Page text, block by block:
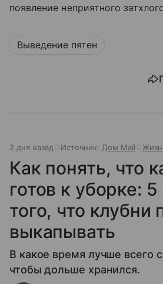
появление неприятного
Выведение пятен
2 дня назад Источник: Дом Mail
Как понять, что
готов к уборке:
того, что клубни
выкапывать
В какое время лучше всего
чтобы дольше хранился.